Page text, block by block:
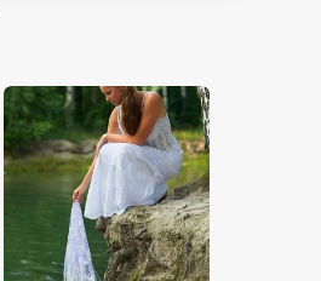
Український